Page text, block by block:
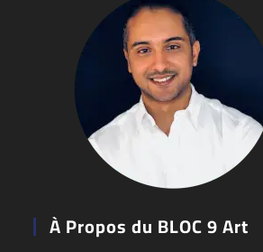
À Propos du BLOC 9 Art